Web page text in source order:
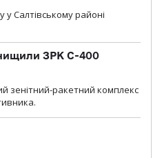
Салтівському районі
ЗРК С-400
зенітний-ракетний комплекс